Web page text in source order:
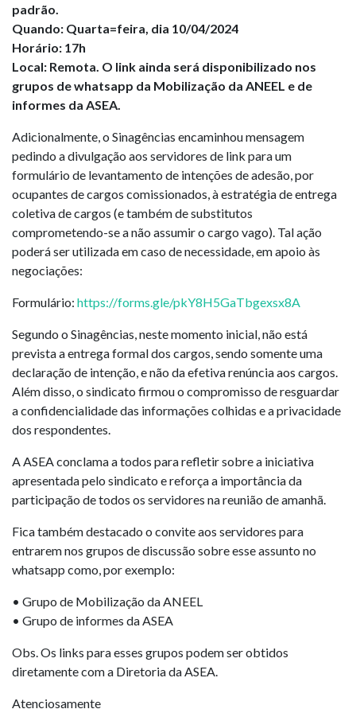
padrão.
Quando: Quarta=feira, dia 10/04/2024
Horário: 17h
Local: Remota. O link ainda será disponibilizado nos
grupos de whatsapp da Mobilização da ANEEL e de
informes da ASEA.
Adicionalmente, o Sinagências encaminhou mensagem
pedindo a divulgação aos servidores de link para um
formulário de levantamento de intenções de adesão, por
ocupantes de cargos comissionados, à estratégia de entrega
coletiva de cargos (e também de substitutos
comprometendo-se a não assumir o cargo vago). Tal ação
poderá ser utilizada em caso de necessidade, em apoio às
negociações:
Formulário: https://forms.gle/pkY8H5GaTbgexsx8A
Segundo o Sinagências, neste momento inicial, não está
prevista a entrega formal dos cargos, sendo somente uma
declaração de intenção, e não da efetiva renúncia aos cargos.
Além disso, o sindicato firmou o compromisso de resguardar
a confidencialidade das informações colhidas e a privacidade
dos respondentes.
A ASEA conclama a todos para refletir sobre a iniciativa
apresentada pelo sindicato e reforça a importância da
participação de todos os servidores na reunião de amanhã.
Fica também destacado o convite aos servidores para
entrarem nos grupos de discussão sobre esse assunto no
whatsapp como, por exemplo:
•⁠ ⁠Grupo de Mobilização da ANEEL
•⁠ ⁠⁠Grupo de informes da ASEA
Obs. Os links para esses grupos podem ser obtidos
diretamente com a Diretoria da ASEA.
Atenciosamente